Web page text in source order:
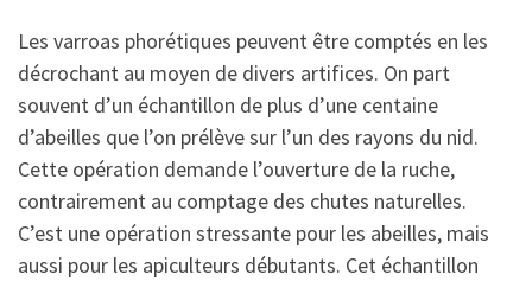
Les varroas phorétiques peuvent être comptés en les
décrochant au moyen de divers artifices. On part
souvent d’un échantillon de plus d’une centaine
d’abeilles que l’on prélève sur l’un des rayons du nid.
Cette opération demande l’ouverture de la ruche,
contrairement au comptage des chutes naturelles.
C’est une opération stressante pour les abeilles, mais
aussi pour les apiculteurs débutants. Cet échantillon